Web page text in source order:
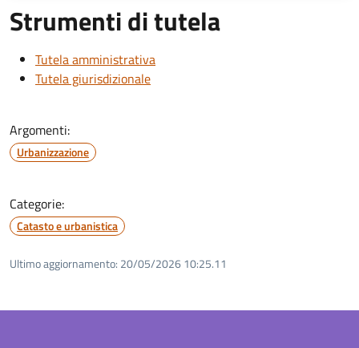
Strumenti di tutela
Tutela amministrativa
Tutela giurisdizionale
Argomenti:
Urbanizzazione
Categorie:
Catasto e urbanistica
Ultimo aggiornamento: 20/05/2026 10:25.11